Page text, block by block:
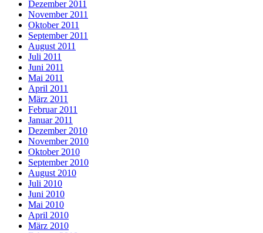
Dezember 2011
November 2011
Oktober 2011
September 2011
August 2011
Juli 2011
Juni 2011
Mai 2011
April 2011
März 2011
Februar 2011
Januar 2011
Dezember 2010
November 2010
Oktober 2010
September 2010
August 2010
Juli 2010
Juni 2010
Mai 2010
April 2010
März 2010